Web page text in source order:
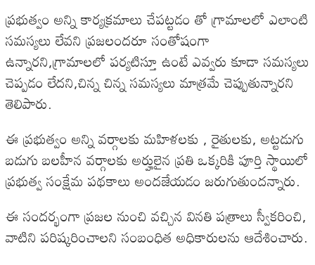
ప్రభుత్వం అన్ని కార్యక్రమాలు చేపట్టడం తో గ్రామాలలో ఎలాంటి
సమస్యలు లేవని ప్రజలందరూ సంతోషంగా
ఉన్నారని,గ్రామాలలో పర్యటిస్తూ ఉంటే ఎవ్వరు కూడా సమస్యలు
చెప్పడం లేదని,చిన్న చిన్న సమస్యలు మాత్రమే చెప్పుతున్నారని
తెలిపారు.
ఈ ప్రభుత్వం అన్ని వర్గాలకు మహిళలకు , రైతులకు, అట్టడుగు
బడుగు బలహీన వర్గాలకు అర్హులైన ప్రతి ఒక్కరికి పూర్తి స్థాయిలో
ప్రభుత్వ సంక్షేమ పథకాలు అందజేయడం జరుగుతుందన్నారు.
ఈ సందర్భంగా ప్రజల నుంచి వచ్చిన వినతి పత్రాలు స్వీకరించి,
వాటిని పరిష్కరించాలని సంబంధిత అధికారులను ఆదేశించారు.